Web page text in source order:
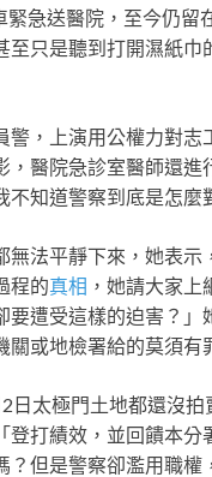
緊急送醫院，至今仍
至只是聽到打開濕紙
警，上演用公權力對
，醫院急診室醫師還
知道警察到底是怎麼
無法平靜下來，她表
程的真相 ，她請大家上
要遭受這樣的迫害？
或地檢署給的莫須有
日太極門土地都還沒
登打績效，並回饋本
？但是警察卻濫用職